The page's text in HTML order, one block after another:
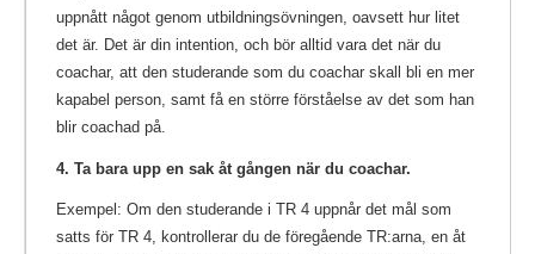
uppnått något genom utbildningsövningen, oavsett hur litet
det är. Det är din intention, och bör alltid vara det när du
coachar, att den studerande som du coachar skall bli en mer
kapabel person, samt få en större förståelse av det som han
blir coachad på.
4. Ta bara upp en sak åt gången när du coachar.
Exempel: Om den studerande i TR 4 uppnår det mål som
satts för TR 4, kontrollerar du de föregående TR:arna, en åt